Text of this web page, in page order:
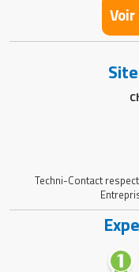
Techni-Contact